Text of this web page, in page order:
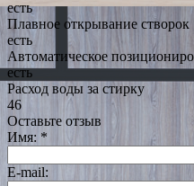
есть
Плавное открывание створок
есть
Автоматическое
есть
Расход воды за стирку
46
Оставьте отзыв
Имя: *
E-mail: